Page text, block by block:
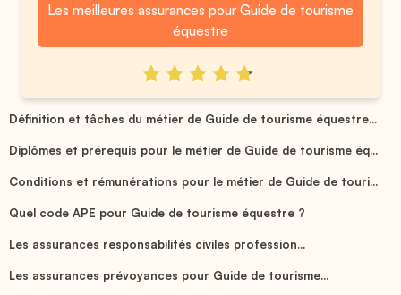
Les meilleures assurances pour Guide de tourisme
équestre
Définition et tâches du métier de Guide de tourisme équestre...
Diplômes et prérequis pour le métier de Guide de tourisme éq...
Conditions et rémunérations pour le métier de Guide de touri...
Quel code APE pour Guide de tourisme équestre ?
Les assurances responsabilités civiles profession...
Les assurances prévoyances pour Guide de tourisme...